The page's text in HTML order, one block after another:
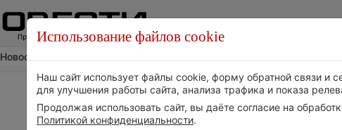
Новости погоды
Использование файлов cookie
Наш сайт использует файлы cookie, форму обратной связи и
для улучшения работы сайта, анализа трафика и показа
Продолжая использовать сайт, вы даёте согласие на
Политикой конфиденциальности.